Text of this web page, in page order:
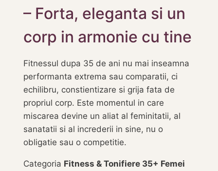
– Forta, eleganta si un
corp in armonie cu tine
Fitnessul dupa 35 de ani nu mai inseamna
performanta extrema sau comparatii, ci
echilibru, constientizare si grija fata de
propriul corp. Este momentul in care
miscarea devine un aliat al feminitatii, al
sanatatii si al increderii in sine, nu o
obligatie sau o competitie.
Categoria Fitness & Tonifiere 35+ Femei